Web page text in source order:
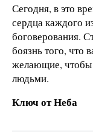
Сегодня, в это
сердца каждого
боговерования.
боязнь того, что
желающие,
людьми.
Ключ от Неба